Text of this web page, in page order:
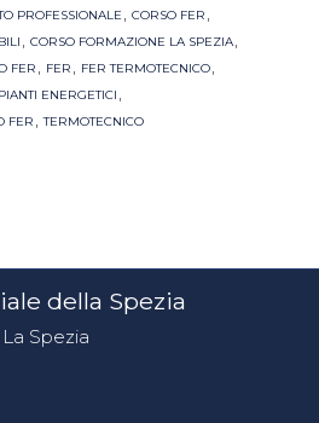
PROFESSIONALE , CORSO FER ,
, CORSO FORMAZIONE LA SPEZIA,
FER , FER , FER TERMOTECNICO,
ENERGETICI ,
FER ,TERMOTECNICO
della Spezia
Spezia